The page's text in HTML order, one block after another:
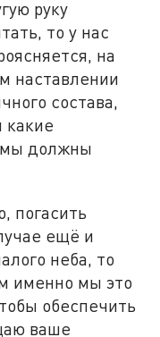
руку
то у нас
на
наставлении
состава,
какие
мы должны
погасить
ещё и
неба, то
именно мы это
обеспечить
ваше